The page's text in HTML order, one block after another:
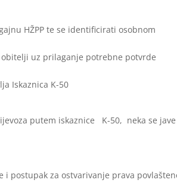
HŽPP te se identificirati osobnom
obitelji uz prilaganje potrebne potvrde
Iskaznica K-50
putem iskaznice K-50, neka se jave
i postupak za ostvarivanje prava